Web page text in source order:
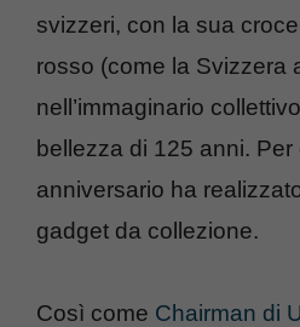
svizzeri, con la sua
rosso (come la Svizzera
nell’immaginario
bellezza di 125 anni.
anniversario ha
gadget da collezione.
Così come Chairman di